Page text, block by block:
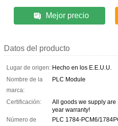
Mejor precio
Datos del producto
Lugar de origen: Hecho en los E.E.U.U.
Nombre de la
marca:
PLC Module
Certificación:
All goods we supply
year warranty!
Número de
PLC 1784-PCM6/